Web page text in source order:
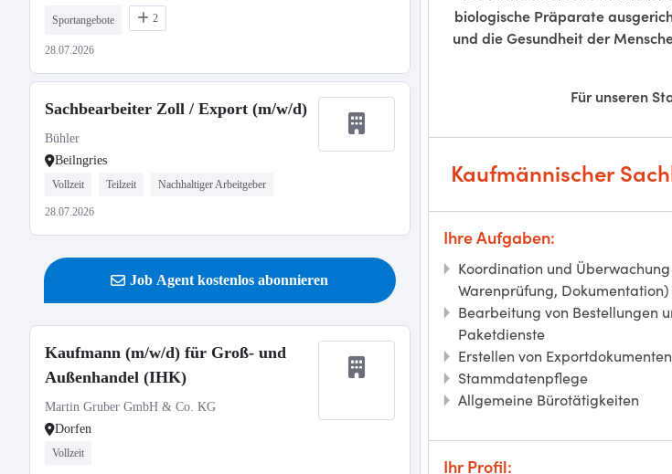
Sportangebote 2
28.07.2026
Sachbearbeiter Zoll / Export (m/w/d)
Bühler
Beilngries
Vollzeit Teilzeit Nachhaltiger Arbeitgeber
28.07.2026
Job Agent kostenlos abonnieren
Kaufmann (m/w/d) für Groß- und
Außenhandel (IHK)
Martin Gruber GmbH & Co. KG
Dorfen
Vollzeit